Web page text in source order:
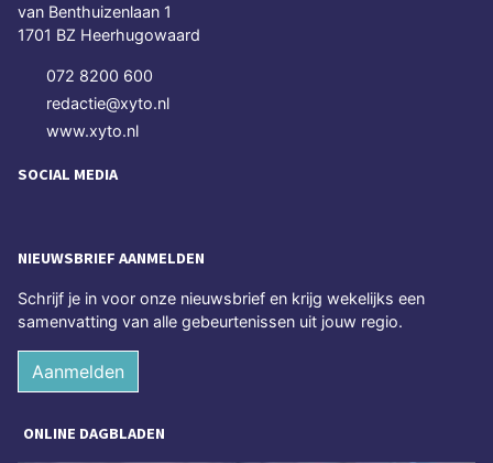
van Benthuizenlaan 1
1701 BZ Heerhugowaard
072 8200 600
redactie@xyto.nl
www.xyto.nl
SOCIAL MEDIA
NIEUWSBRIEF AANMELDEN
Schrijf je in voor onze nieuwsbrief en krijg wekelijks een
samenvatting van alle gebeurtenissen uit jouw regio.
Aanmelden
ONLINE DAGBLADEN